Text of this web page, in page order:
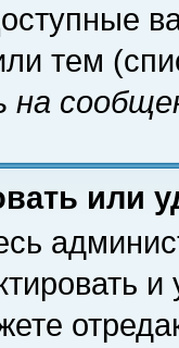
тем
на
или
и